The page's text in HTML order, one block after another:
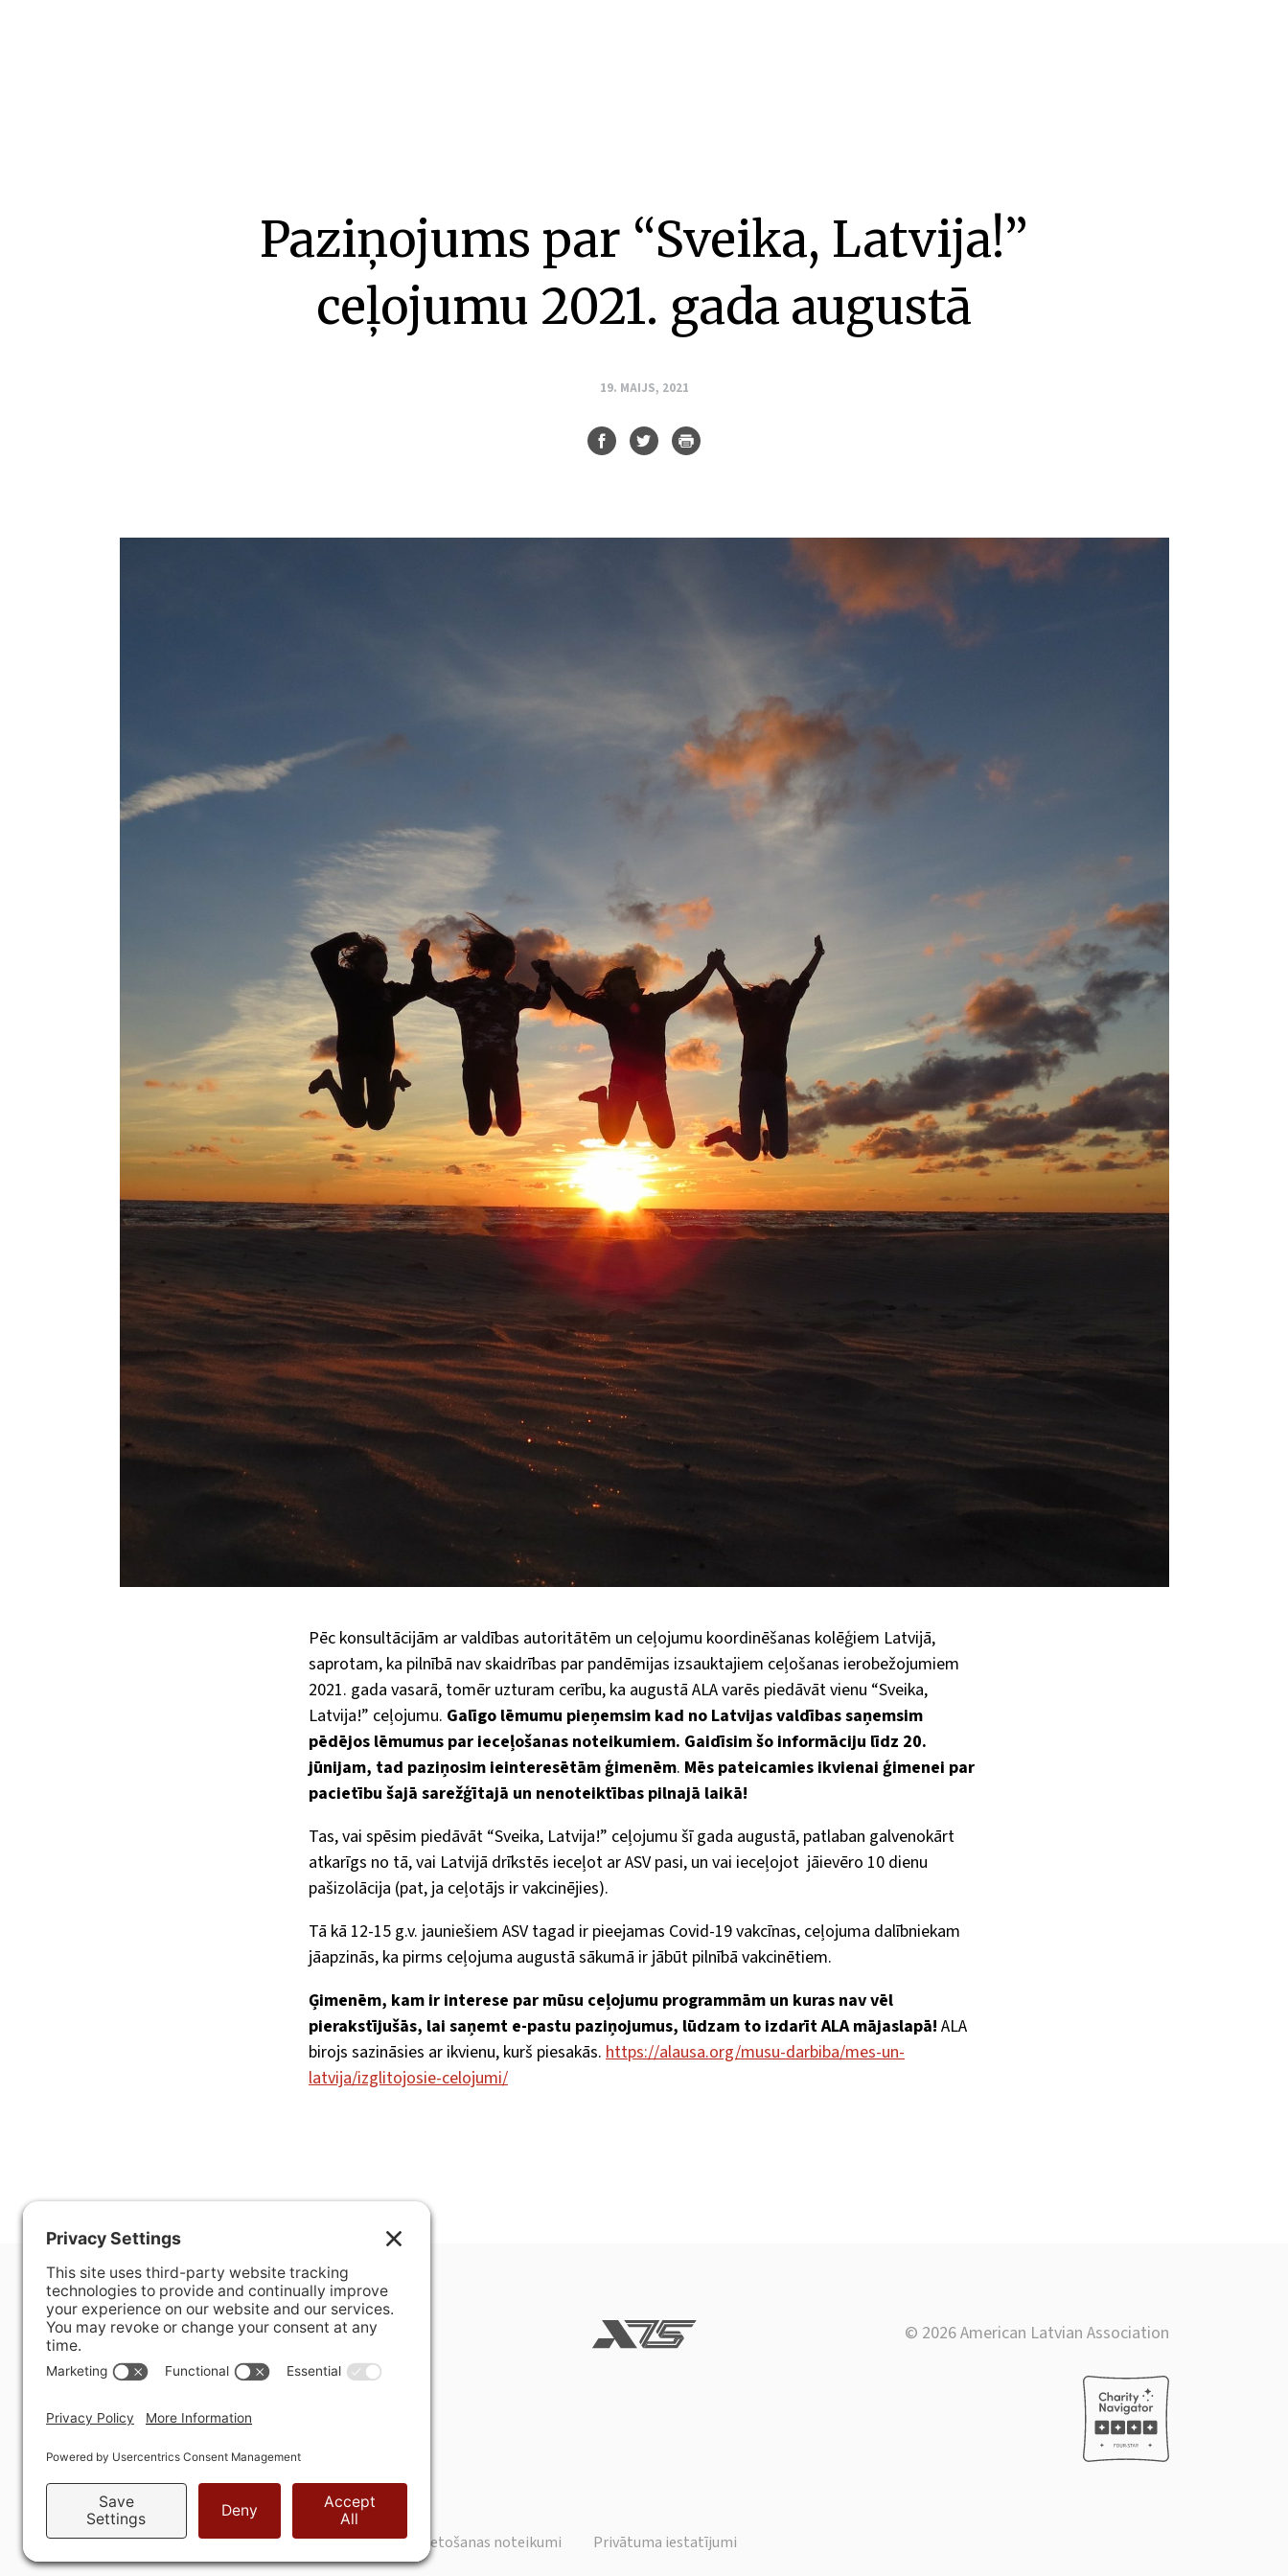
Paziņojums par “Sveika, Latvija!”
ceļojumu 2021. gada augustā
19. MAIJS, 2021
Pēc konsultācijām ar valdības autoritātēm un ceļojumu koordinēšanas kolēģiem Latvijā,
saprotam, ka pilnībā nav skaidrības par pandēmijas izsauktajiem ceļošanas ierobežojumiem
2021. gada vasarā, tomēr uzturam cerību, ka augustā ALA varēs piedāvāt vienu “Sveika,
Latvija!” ceļojumu. Galīgo lēmumu pieņemsim kad no Latvijas valdības saņemsim
pēdējos lēmumus par ieceļošanas noteikumiem. Gaidīsim šo informāciju līdz 20.
jūnijam, tad paziņosim ieinteresētām ģimenēm. Mēs pateicamies ikvienai ģimenei par
pacietību šajā sarežģītajā un nenoteiktības pilnajā laikā!
Tas, vai spēsim piedāvāt “Sveika, Latvija!” ceļojumu šī gada augustā, patlaban galvenokārt
atkarīgs no tā, vai Latvijā drīkstēs ieceļot ar ASV pasi, un vai ieceļojot jāievēro 10 dienu
pašizolācija (pat, ja ceļotājs ir vakcinējies).
Tā kā 12-15 g.v. jauniešiem ASV tagad ir pieejamas Covid-19 vakcīnas, ceļojuma dalībniekam
jāapzinās, ka pirms ceļojuma augustā sākumā ir jābūt pilnībā vakcinētiem.
Ģimenēm, kam ir interese par mūsu ceļojumu programmām un kuras nav vēl
pierakstījušās, lai saņemt e-pastu paziņojumus, lūdzam to izdarīt ALA mājaslapā! ALA
birojs sazināsies ar ikvienu, kurš piesakās. https://alausa.org/musu-darbiba/mes-un-
latvija/izglitojosie-celojumi/
400 Hurley Avenue
Rockville, MD 20850-3121 USA
info@alausa.org
© 2026 American Latvian Association
Privātuma politika Sīkdatņu politika Lietošanas noteikumi Privātuma iestatījumi